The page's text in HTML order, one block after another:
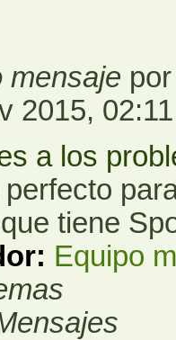
mensaje
2015, 02:11
a los
tiene
Equipo